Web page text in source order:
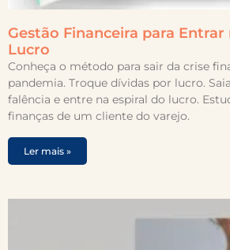
Gestão Financeira para Entrar
Lucro
Conheça o método para sair da crise
pandemia. Troque dívidas por lucro.
falência e entre na espiral do lucro.
finanças de um cliente do varejo.
Ler mais »